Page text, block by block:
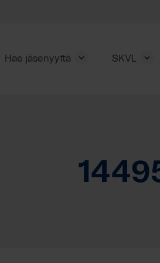
Hae jäsenyyttä SKVL